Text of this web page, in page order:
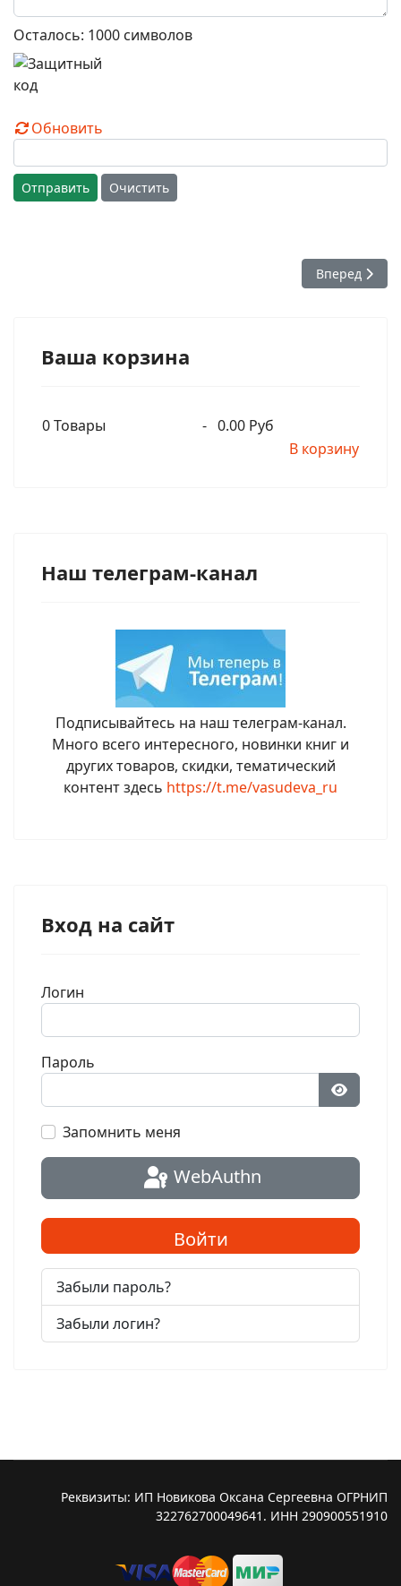
Осталось: 1000 символов
Обновить
Отправить Очистить
Следующий:
Вперед
Ваша корзина
0Товары - 0.00 Руб
В корзину
Наш телеграм-канал
Подписывайтесь на наш телеграм-канал.
Много всего интересного, новинки книг и
других товаров, скидки, тематический
контент здесь https://t.me/vasudeva_ru
Вход на сайт
Логин
Пароль
Запомнить меня
WebAuthn
Войти
Забыли пароль?
Забыли логин?
Реквизиты: ИП Новикова Оксана Сергеевна ОГРНИП
322762700049641. ИНН 290900551910